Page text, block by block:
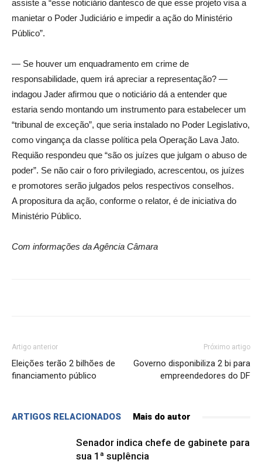
assiste a “esse noticiário dantesco de que esse projeto visa a
manietar o Poder Judiciário e impedir a ação do Ministério
Público”.
— Se houver um enquadramento em crime de
responsabilidade, quem irá apreciar a representação? —
indagou Jader afirmou que o noticiário dá a entender que
estaria sendo montando um instrumento para estabelecer um
“tribunal de exceção”, que seria instalado no Poder Legislativo,
como vingança da classe política pela Operação Lava Jato.
Requião respondeu que “são os juízes que julgam o abuso de
poder”. Se não cair o foro privilegiado, acrescentou, os juízes
e promotores serão julgados pelos respectivos conselhos.
A propositura da ação, conforme o relator, é de iniciativa do
Ministério Público.
Com informações da Agência Câmara
Artigo anterior
Eleições terão 2 bilhões de
financiamento público
Próximo artigo
Governo disponibiliza 2 bi para
empreendedores do DF
ARTIGOS RELACIONADOS Mais do autor
Senador indica chefe de gabinete para
sua 1ª suplência